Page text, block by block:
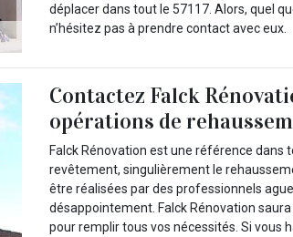
déplacer dans tout le 57117. Alors, quel
n’hésitez pas à prendre contact avec eux.
Contactez Falck
opérations de
Falck Rénovation est une référence dans
revêtement, singulièrement le
être réalisées par des professionnels
désappointement. Falck Rénovation
pour remplir tous vos nécessités. Si vous